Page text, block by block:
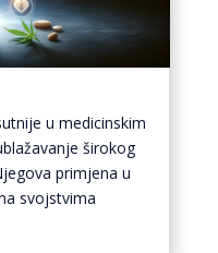
u medicinskim
širokog
primjena u
svojstvima